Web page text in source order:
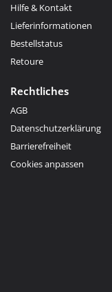
Hilfe & Kontakt
Lieferinformationen
Bestellstatus
Retoure
Rechtliches
AGB
Datenschutzerklärung
Barrierefreiheit
Cookies anpassen